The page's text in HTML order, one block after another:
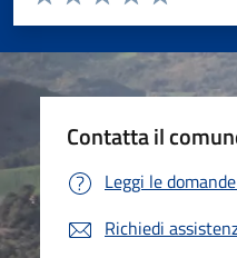
Valuta 5
Valuta 4 stelle
Valuta 3 stelle su 5
Valuta 2 stelle su 5
Valuta 1 stelle su 5
Contatta il
Leggi le
Richiedi